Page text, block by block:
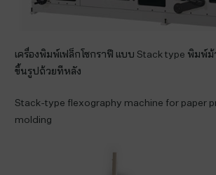
เครื่องพิมพ์เฟล็กโซกราฟี แบบ Stack type พิมพ์
ขึ้นรูปถ้วยทีหลัง
Stack-type flexography machine for paper
molding